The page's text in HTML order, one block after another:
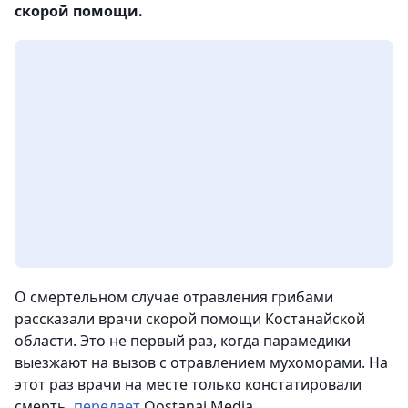
скорой помощи.
О смертельном случае отравления грибами
рассказали врачи скорой помощи Костанайской
области. Это не первый раз, когда парамедики
выезжают на вызов с отравлением мухоморами. На
этот раз врачи на месте только констатировали